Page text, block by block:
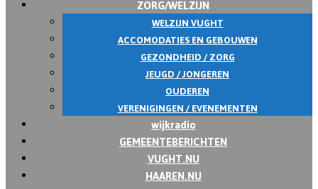
ZORG/WELZIJN
WELZIJN VUGHT
ACCOMODATIES EN GEBOUWEN
GEZONDHEID / ZORG
JEUGD / JONGEREN
OUDEREN
VERENIGINGEN / EVENEMENTEN
wijkradio
GEMEENTEBERICHTEN
VUGHT.NU
HAAREN.NU